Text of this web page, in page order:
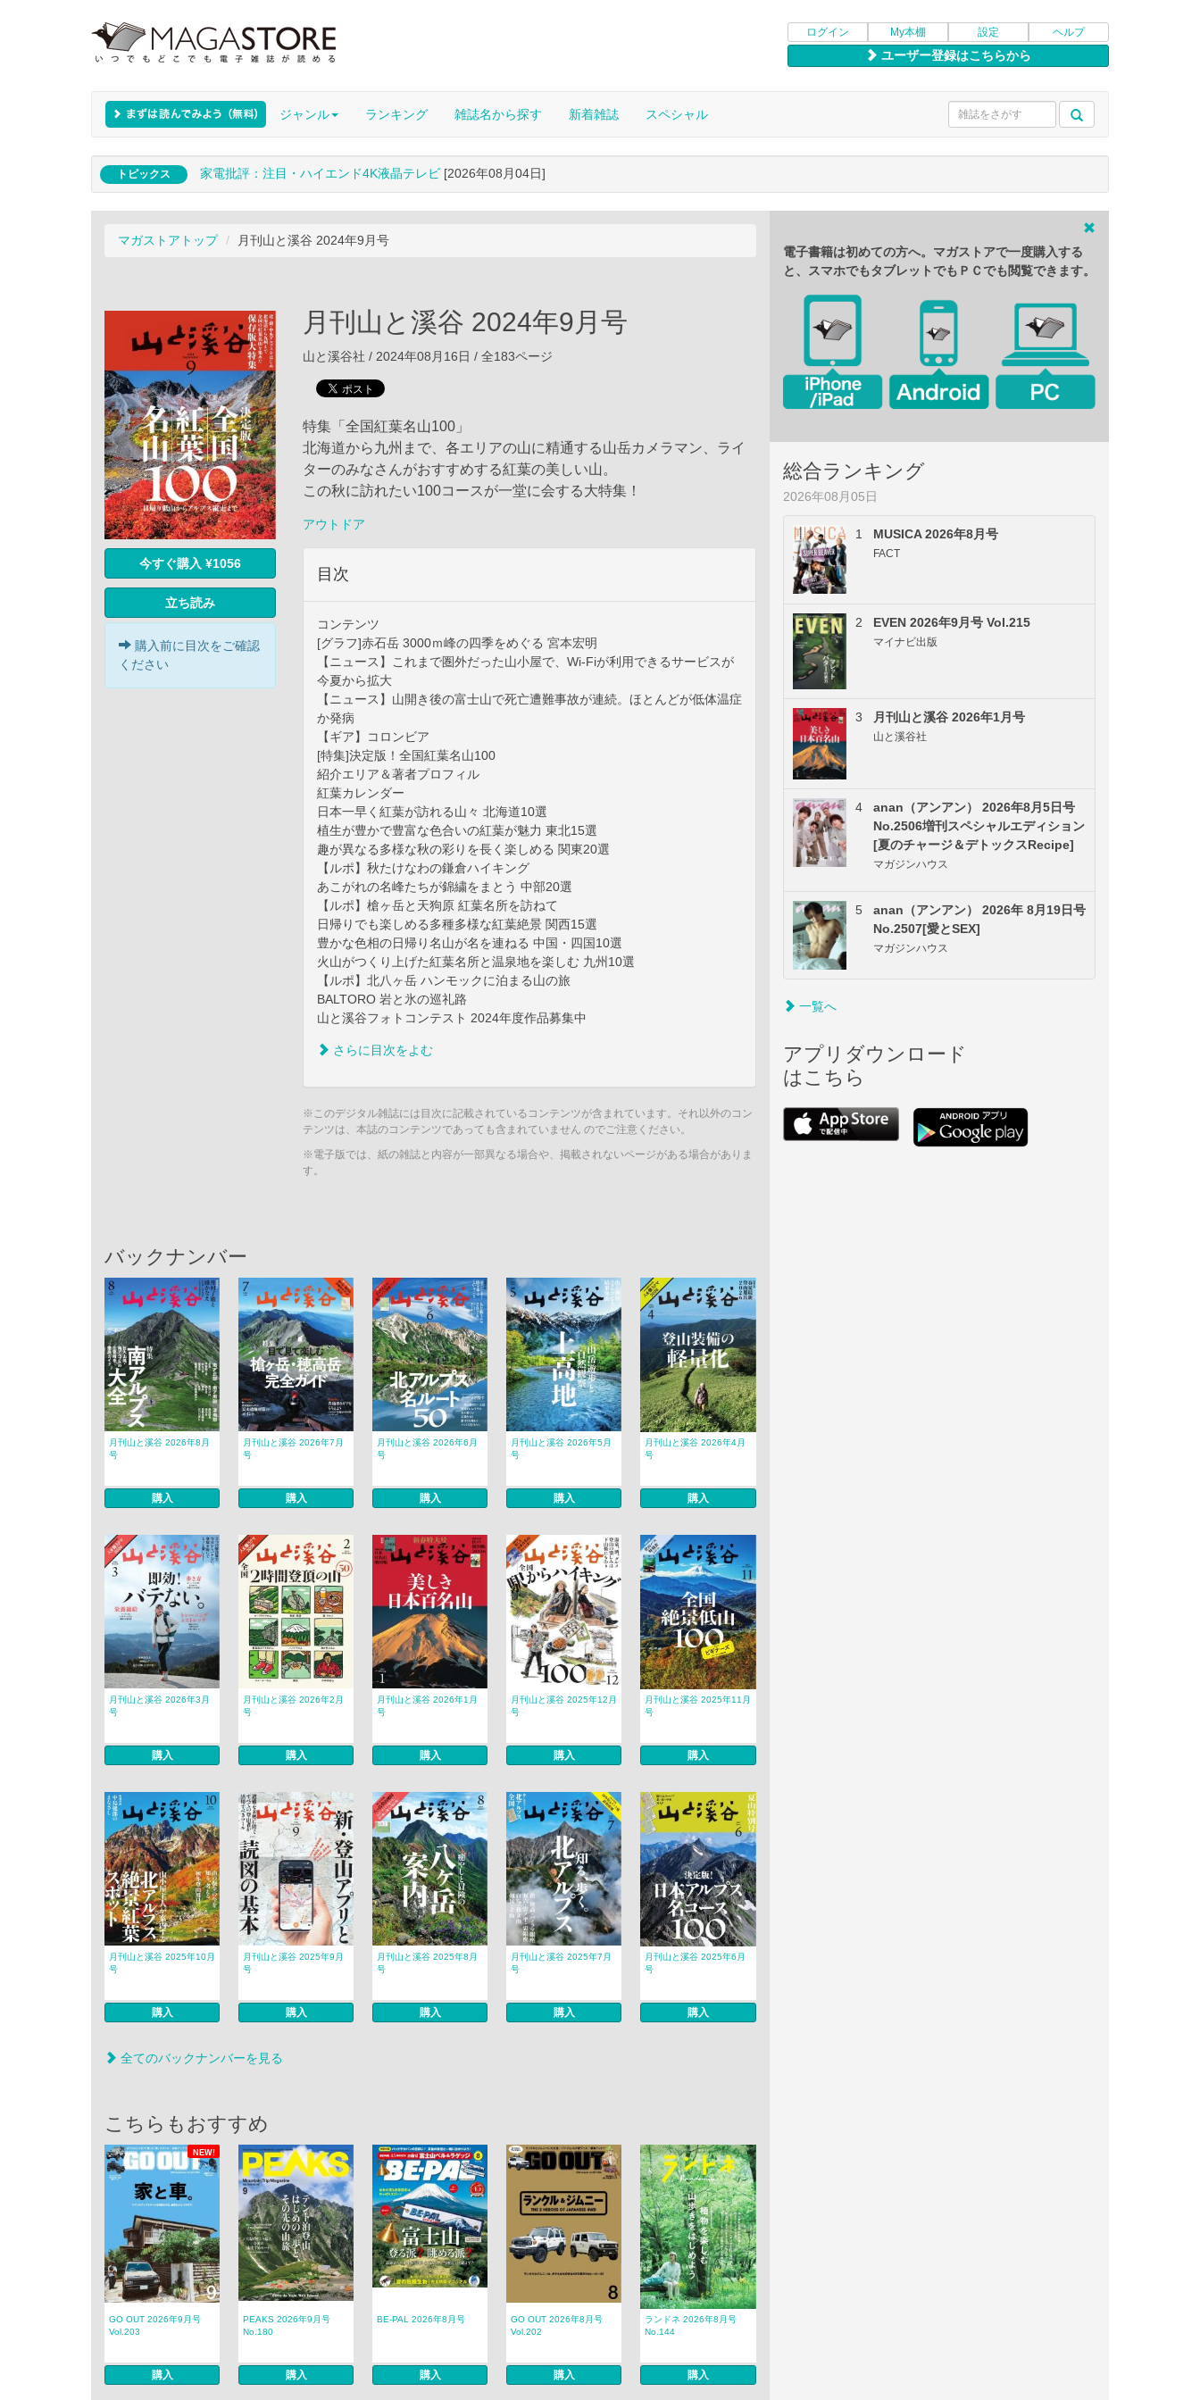
ログイン My本棚 設定 ヘルプ
ユーザー登録はこちらから
ジャンル ランキング 雑誌名から探す 新着雑誌 スペシャル
トピックス 家電批評：注目・ハイエンド4K液晶テレビ [2026年08月04日]
マガストアトップ 月刊山と溪谷 2024年9月号
今すぐ購入 ¥1056
立ち読み
購入前に目次をご確認
ください
月刊山と溪谷 2024年9月号
山と溪谷社 / 2024年08月16日 / 全183ページ
特集「全国紅葉名山100」
北海道から九州まで、各エリアの山に精通する山岳カメラマン、ライ
ターのみなさんがおすすめする紅葉の美しい山。
この秋に訪れたい100コースが一堂に会する大特集！
アウトドア
目次
コンテンツ
[グラフ]赤石岳 3000ｍ峰の四季をめぐる 宮本宏明
【ニュース】これまで圏外だった山小屋で、Wi-Fiが利用できるサービスが
今夏から拡大
【ニュース】山開き後の富士山で死亡遭難事故が連続。ほとんどが低体温症
か発病
【ギア】コロンビア
[特集]決定版！全国紅葉名山100
紹介エリア＆著者プロフィル
紅葉カレンダー
日本一早く紅葉が訪れる山々 北海道10選
植生が豊かで豊富な色合いの紅葉が魅力 東北15選
趣が異なる多様な秋の彩りを長く楽しめる 関東20選
【ルポ】秋たけなわの鎌倉ハイキング
あこがれの名峰たちが錦繍をまとう 中部20選
【ルポ】槍ヶ岳と天狗原 紅葉名所を訪ねて
日帰りでも楽しめる多種多様な紅葉絶景 関西15選
豊かな色相の日帰り名山が名を連ねる 中国・四国10選
火山がつくり上げた紅葉名所と温泉地を楽しむ 九州10選
【ルポ】北八ヶ岳 ハンモックに泊まる山の旅
BALTORO 岩と氷の巡礼路
山と溪谷フォトコンテスト 2024年度作品募集中
さらに目次をよむ
※このデジタル雑誌には目次に記載されているコンテンツが含まれています。それ以外のコン
テンツは、本誌のコンテンツであっても含まれていません のでご注意ください。
※電子版では、紙の雑誌と内容が一部異なる場合や、掲載されないページがある場合がありま
す。
バックナンバー
月刊山と溪谷 2026年8月
号
購入
月刊山と溪谷 2026年7月
号
購入
月刊山と溪谷 2026年6月
号
購入
月刊山と溪谷 2026年5月
号
購入
月刊山と溪谷 2026年4月
号
購入
月刊山と溪谷 2026年3月
号
購入
月刊山と溪谷 2026年2月
号
購入
月刊山と溪谷 2026年1月
号
購入
月刊山と溪谷 2025年12月
号
購入
月刊山と溪谷 2025年11月
号
購入
月刊山と溪谷 2025年10月
号
購入
月刊山と溪谷 2025年9月
号
購入
月刊山と溪谷 2025年8月
号
購入
月刊山と溪谷 2025年7月
号
購入
月刊山と溪谷 2025年6月
号
購入
全てのバックナンバーを見る
こちらもおすすめ
NEW!
GO OUT 2026年9月号
Vol.203
購入
PEAKS 2026年9月号
No.180
購入
BE-PAL 2026年8月号
購入
GO OUT 2026年8月号
Vol.202
購入
ランドネ 2026年8月号
No.144
購入
電子書籍は初めての方へ。マガストアで一度購入する
と、スマホでもタブレットでもＰＣでも閲覧できます。
総合ランキング
2026年08月05日
1 MUSICA 2026年8月号
FACT
2 EVEN 2026年9月号 Vol.215
マイナビ出版
3 月刊山と溪谷 2026年1月号
山と溪谷社
4
anan（アンアン） 2026年8月5日号
No.2506増刊スペシャルエディション
[夏のチャージ＆デトックスRecipe]
マガジンハウス
5
anan（アンアン） 2026年 8月19日号
No.2507[愛とSEX]
マガジンハウス
一覧へ
アプリダウンロード
はこちら